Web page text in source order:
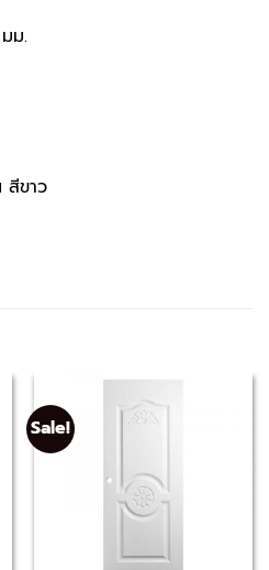
ม.
สีขาว
Sale!